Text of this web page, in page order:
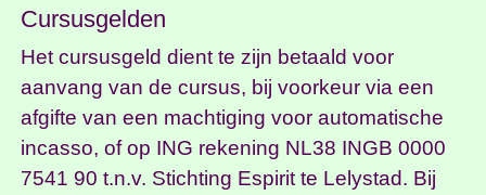
Cursusgelden
Het cursusgeld dient te zijn betaald voor
aanvang van de cursus, bij voorkeur via een
afgifte van een machtiging voor automatische
incasso, of op ING rekening NL38 INGB 0000
7541 90 t.n.v. Stichting Espirit te Lelystad. Bij